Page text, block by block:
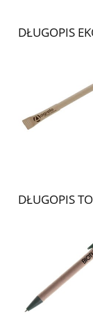
DŁUGOPIS
DŁUGOPIS